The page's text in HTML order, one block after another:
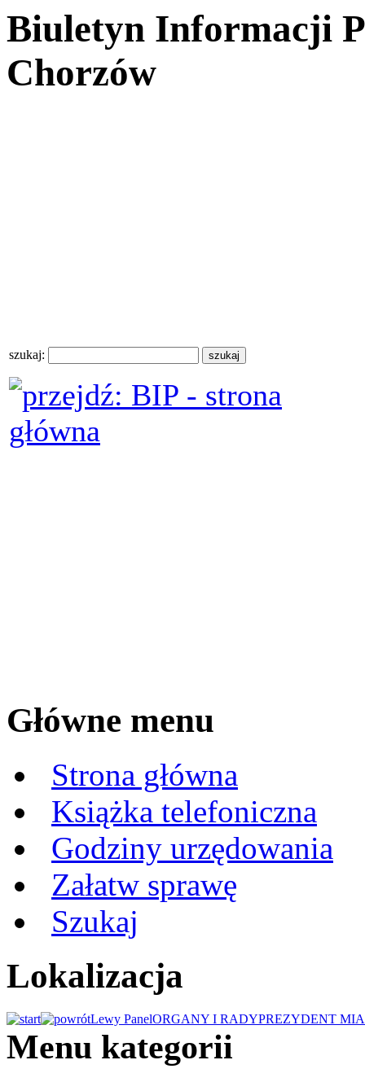
Biuletyn Informacji
Chorzów
szukaj:
Główne menu
Strona główna
Książka telefoniczna
Godziny urzędowania
Załatw sprawę
Szukaj
Lokalizacja
Lewy PanelORGANY I RADYPREZYDENT
Menu kategorii